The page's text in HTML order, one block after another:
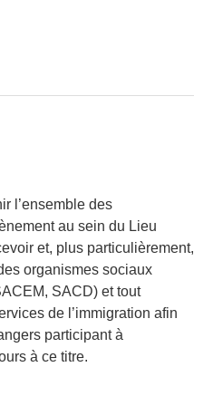
l’ensemble des
au sein du Lieu
et, plus particulièrement,
organismes sociaux
SACD) et tout
de l’immigration afin
participant à
à ce titre.